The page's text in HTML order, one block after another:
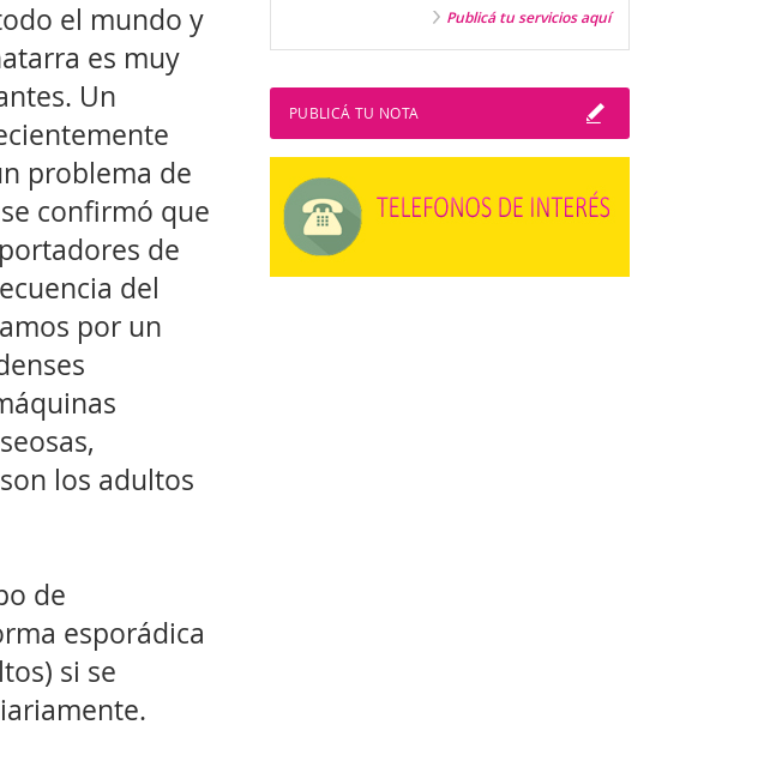
el mundo y
es muy
Un
problema de
confirmó que
de
del
por un
los adultos
de
esporádica
si se
Publicá tu servicios aquí
PUBLICÁ TU NOTA